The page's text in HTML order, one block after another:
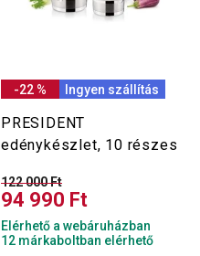
-22 % Ingyen szállítás
PRESIDENT
edénykészlet, 10 részes
122 000 Ft
94 990 Ft
Elérhető a webáruházban
12 márkaboltban elérhető